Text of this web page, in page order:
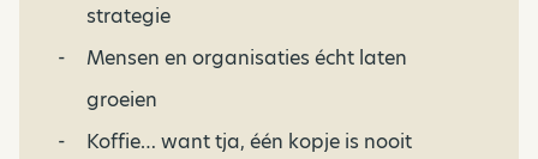
strategie
Mensen en organisaties écht laten
groeien
Koffie… want tja, één kopje is nooit